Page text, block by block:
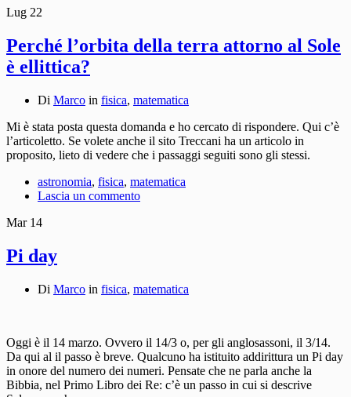
Lug 22
Perché l’orbita della terra attorno al Sole
è ellittica?
Di Marco in fisica, matematica
Mi è stata posta questa domanda e ho cercato di rispondere. Qui c’è
l’articoletto. Se volete anche il sito Treccani ha un articolo in
proposito, lieto di vedere che i passaggi seguiti sono gli stessi.
astronomia, fisica, matematica
Lascia un commento
Mar 14
Pi day
Di Marco in fisica, matematica
Oggi è il 14 marzo. Ovvero il 14/3 o, per gli anglosassoni, il 3/14.
Da qui al il passo è breve. Qualcuno ha istituito addirittura un Pi day
in onore del numero dei numeri. Pensate che ne parla anche la
Bibbia, nel Primo Libro dei Re: c’è un passo in cui si descrive